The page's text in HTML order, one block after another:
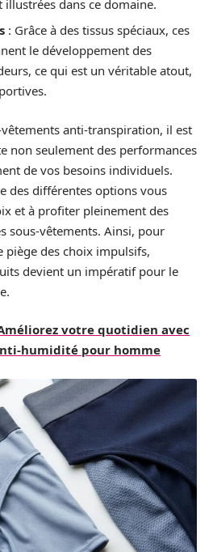
dans ce domaine.
: Grâce à des tissus spéciaux, ces
le développement des
ce qui est un véritable atout,
vêtements anti-transpiration, il est
non seulement des performances
de vos besoins individuels.
des différentes options vous
et à profiter pleinement des
sous-vêtements. Ainsi, pour
piège des choix impulsifs,
devient un impératif pour le
votre quotidien avec
humidité pour homme